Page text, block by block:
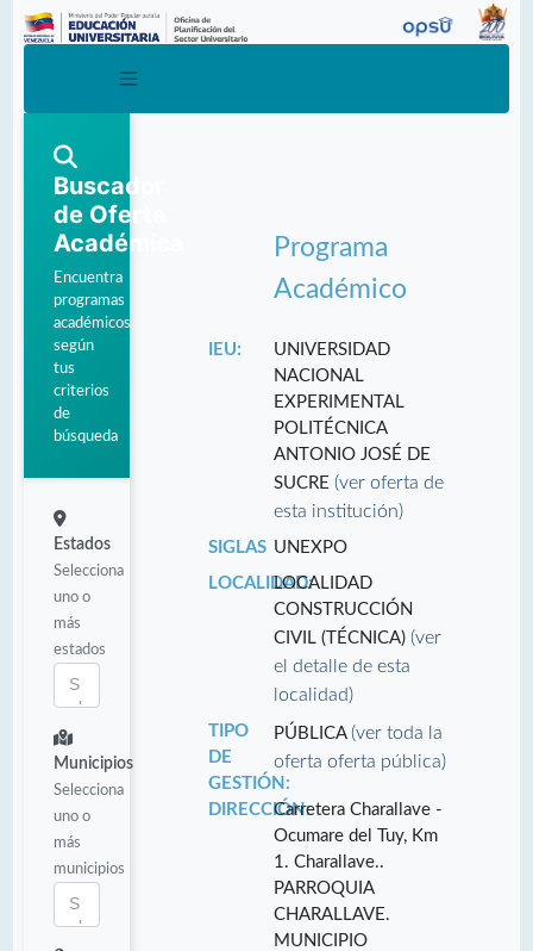
Buscador
de Oferta
Académica
Encuentra
programas
académicos
según
tus
criterios
de
búsqueda
Estados
Selecciona
uno o
más
estados
Municipios
Selecciona
uno o
más
municipios
Programa
Académico
IEU:
UNIVERSIDAD
NACIONAL
EXPERIMENTAL
POLITÉCNICA
ANTONIO JOSÉ DE
SUCRE(ver oferta de
esta institución)
SIGLAS UNEXPO
LOCALIDAD:LOCALIDAD
CONSTRUCCIÓN
CIVIL (TÉCNICA)(ver
el detalle de esta
localidad)
TIPO
DE
GESTIÓN:
PÚBLICA(ver toda la
oferta oferta pública)
DIRECCIÓN:Carretera Charallave -
Ocumare del Tuy, Km
1. Charallave..
PARROQUIA
CHARALLAVE.
MUNICIPIO